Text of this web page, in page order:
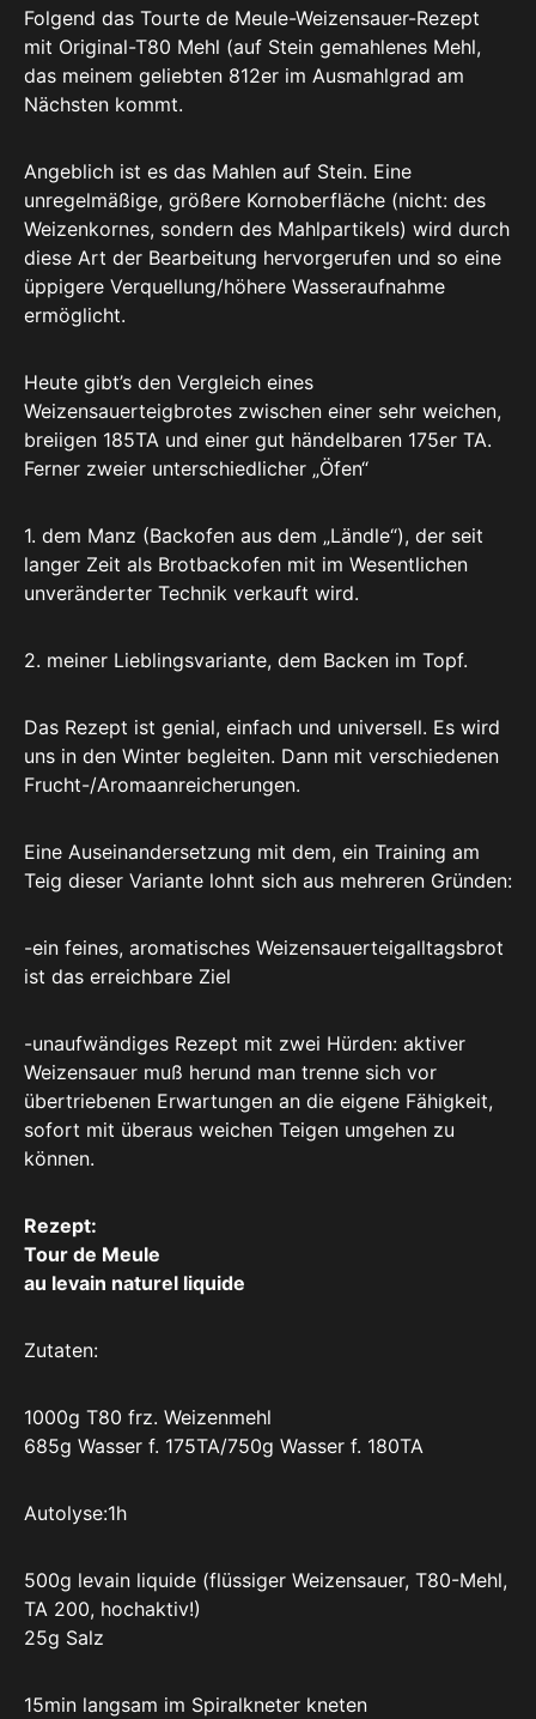
Folgend das Tourte de Meule-Weizensauer-Rezept
mit Original-T80 Mehl (auf Stein gemahlenes Mehl,
das meinem geliebten 812er im Ausmahlgrad am
Nächsten kommt.
Angeblich ist es das Mahlen auf Stein. Eine
unregelmäßige, größere Kornoberfläche (nicht: des
Weizenkornes, sondern des Mahlpartikels) wird durch
diese Art der Bearbeitung hervorgerufen und so eine
üppigere Verquellung/höhere Wasseraufnahme
ermöglicht.
Heute gibt’s den Vergleich eines
Weizensauerteigbrotes zwischen einer sehr weichen,
breiigen 185TA und einer gut händelbaren 175er TA.
Ferner zweier unterschiedlicher „Öfen“
1. dem Manz (Backofen aus dem „Ländle“), der seit
langer Zeit als Brotbackofen mit im Wesentlichen
unveränderter Technik verkauft wird.
2. meiner Lieblingsvariante, dem Backen im Topf.
Das Rezept ist genial, einfach und universell. Es wird
uns in den Winter begleiten. Dann mit verschiedenen
Frucht-/Aromaanreicherungen.
Eine Auseinandersetzung mit dem, ein Training am
Teig dieser Variante lohnt sich aus mehreren Gründen:
-ein feines, aromatisches Weizensauerteigalltagsbrot
ist das erreichbare Ziel
-unaufwändiges Rezept mit zwei Hürden: aktiver
Weizensauer muß herund man trenne sich vor
übertriebenen Erwartungen an die eigene Fähigkeit,
sofort mit überaus weichen Teigen umgehen zu
können.
Rezept:
Tour de Meule
au levain naturel liquide
Zutaten:
1000g T80 frz. Weizenmehl
685g Wasser f. 175TA/750g Wasser f. 180TA
Autolyse:1h
500g levain liquide (flüssiger Weizensauer, T80-Mehl,
TA 200, hochaktiv!)
25g Salz
15min langsam im Spiralkneter kneten